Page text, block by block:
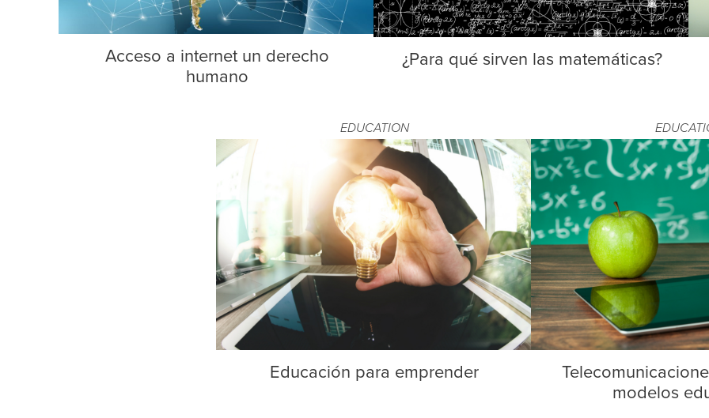
Acceso a internet un derecho
humano
¿Para qué sirven las matemáticas?
EDUCATION
Educación para emprender
modelos